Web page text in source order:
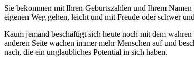
Sie bekommen mit Ihren Geburtszahlen und Ihrem
eigenen Weg gehen, leicht und mit Freude oder schwer
Kaum jemand beschäftigt sich heute noch mit dem
anderen Seite wachen immer mehr Menschen auf und
nach, die ein unglaubliches Potential in sich haben.